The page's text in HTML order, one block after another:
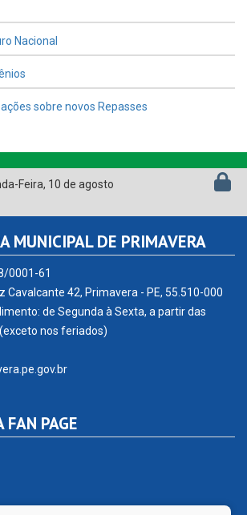
Nacional
sobre novos Repasses
Feira, 10 de agosto
MUNICIPAL DE PRIMAVERA
0001-61
Cavalcante 42, Primavera - PE, 55.510-000
de Segunda à Sexta, a partir das
nos feriados)
FAN PAGE